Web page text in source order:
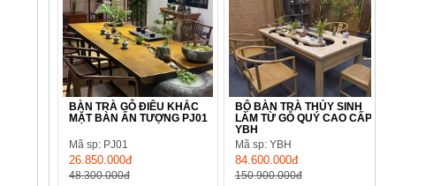
BÀN TRÀ GỖ ĐIÊU KHẮC
MẶT BÀN ẤN TƯỢNG PJ01
Mã sp: PJ01
26.850.000đ
48.300.000đ
BỘ BÀN TRÀ THỦY SINH
LÀM TỪ GỖ QUÝ CAO CẤP
YBH
Mã sp: YBH
84.600.000đ
150.900.000đ